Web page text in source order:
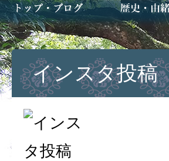
トップページ
ブログ(日々八百万)
お知らせ一覧 歴史・ご祭神
年中行事
メディア掲載
インスタ投稿